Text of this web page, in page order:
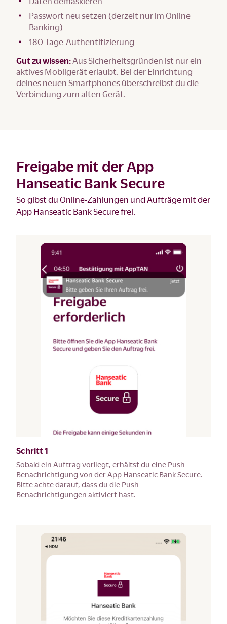
Passwort neu setzen (derzeit nur im Online
Banking)
180-Tage-Authentifizierung
Gut zu wissen:Aus Sicherheitsgründen ist nur ein
aktives Mobilgerät erlaubt. Bei der Einrichtung
deines neuen Smartphones überschreibst du die
Verbindung zum alten Gerät.
Freigabe mit der App
Hanseatic Bank Secure
So gibst du Online-Zahlungen und Aufträge mit der
App Hanseatic Bank Secure frei.
Schritt 1
Sobald ein Auftrag vorliegt, erhältst du eine Push-
Benachrichtigung von der App Hanseatic Bank Secure.
Bitte achte darauf, dass du die Push-
Benachrichtigungen aktiviert hast.